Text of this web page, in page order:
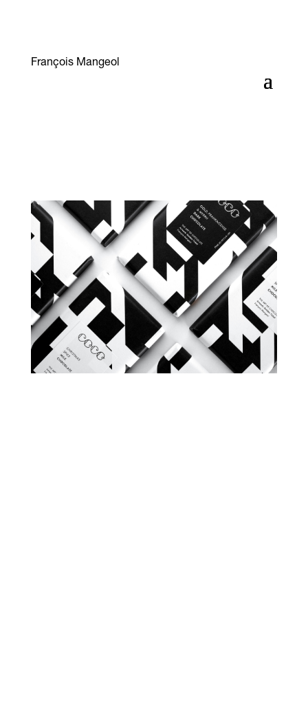
François Mangeol